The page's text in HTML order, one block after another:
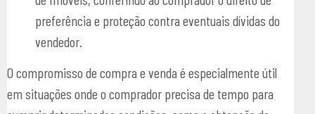
preferência e proteção contra eventuais dívidas do
vendedor.
O compromisso de compra e venda é especialmente útil
em situações onde o comprador precisa de tempo para